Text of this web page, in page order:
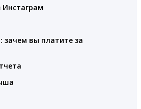
Инстаграм
зачем вы платите за